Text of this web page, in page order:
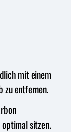
mit einem
zu entfernen.
optimal sitzen.